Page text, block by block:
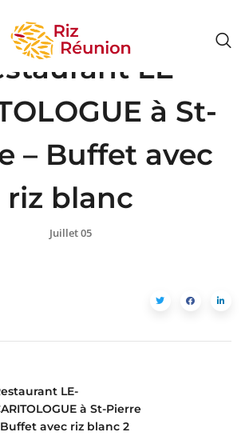
ARR
LE
à St-
– Buffet avec
riz blanc
Juillet 05
LE-
à St-Pierre
avec riz blanc 2